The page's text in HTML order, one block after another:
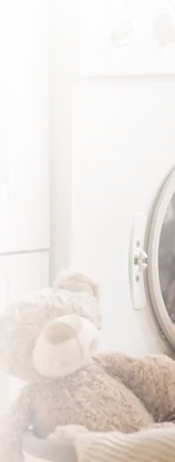
16 enero 2023
A partir del 1 de
anteriores tarifas de
por la Comisión
(CNMC), supuso